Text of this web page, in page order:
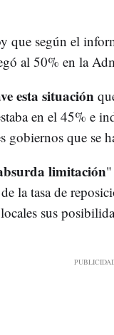
que según el
al 50% en la
esta situación
en el 45% e
gobiernos que se
limitación
la tasa de
sus